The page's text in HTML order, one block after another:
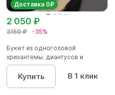
Доставка 0₽
3150 ₽ -35%
2 050 ₽
Букет из одноголовой
хризантемы. диантусов и
альстромер...
Купить В 1 клик